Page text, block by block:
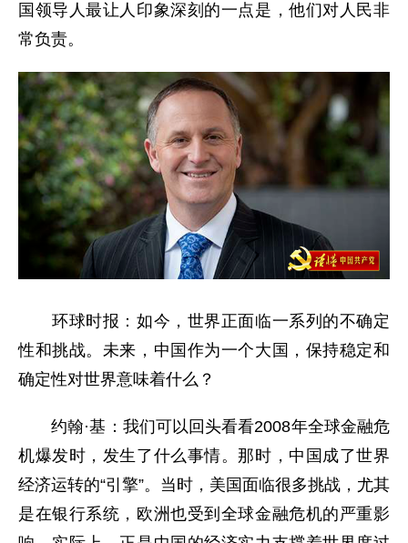
国领导人最让人印象深刻的一点是，他们对人民非
常负责。
环球时报：如今，世界正面临一系列的不确定
性和挑战。未来，中国作为一个大国，保持稳定和
确定性对世界意味着什么？
约翰·基：我们可以回头看看2008年全球金融危
机爆发时，发生了什么事情。那时，中国成了世界
经济运转的“引擎”。当时，美国面临很多挑战，尤其
是在银行系统，欧洲也受到全球金融危机的严重影